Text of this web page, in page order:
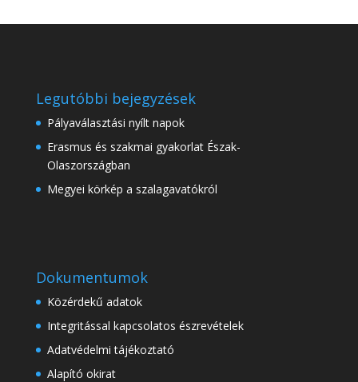
Legutóbbi bejegyzések
Pályaválasztási nyílt napok
Erasmus és szakmai gyakorlat Észak-
Olaszországban
Megyei körkép a szalagavatókról
Dokumentumok
Közérdekű adatok
Integritással kapcsolatos észrevételek
Adatvédelmi tájékoztató
Alapító okirat